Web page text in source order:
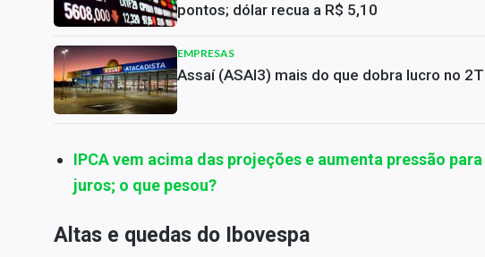
pontos; dólar recua a R$ 5,10
EMPRESAS
Assaí (ASAI3) mais do que dobra lucro no
IPCA vem acima das projeções e aumenta pressão
juros; o que pesou?
Altas e quedas do Ibovespa